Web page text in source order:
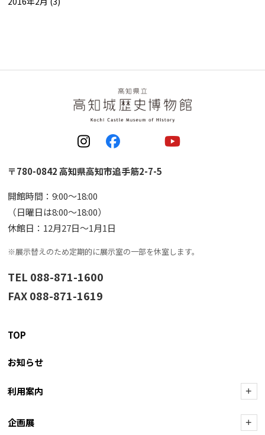
〒780-0842 高知県高知市追手筋2-7-5
開館時間：9:00〜18:00
（日曜日は8:00〜18:00）
休館日：12月27日〜1月1日
※展示替えのため定期的に展示室の一部を休室します。
TEL 088-871-1600
FAX 088-871-1619
TOP
お知らせ
利用案内 +
企画展 +